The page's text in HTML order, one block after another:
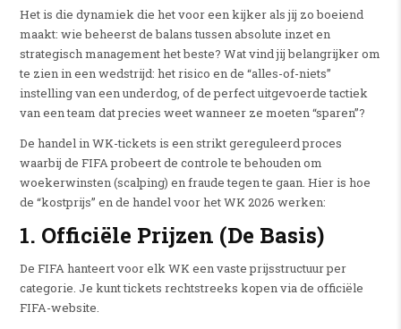
Het is die dynamiek die het voor een kijker als jij zo boeiend
maakt: wie beheerst de balans tussen absolute inzet en
strategisch management het beste? Wat vind jij belangrijker om
te zien in een wedstrijd: het risico en de “alles-of-niets”
instelling van een underdog, of de perfect uitgevoerde tactiek
van een team dat precies weet wanneer ze moeten “sparen”?
De handel in WK-tickets is een strikt gereguleerd proces
waarbij de FIFA probeert de controle te behouden om
woekerwinsten (scalping) en fraude tegen te gaan. Hier is hoe
de “kostprijs” en de handel voor het WK 2026 werken:
1. Officiële Prijzen (De Basis)
De FIFA hanteert voor elk WK een vaste prijsstructuur per
categorie. Je kunt tickets rechtstreeks kopen via de officiële
FIFA-website.